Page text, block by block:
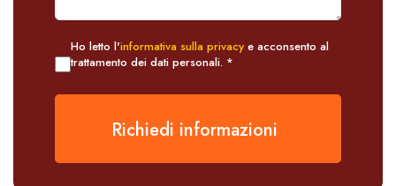
Ho letto l'informativa sulla privacy e acconsento al
trattamento dei dati personali. *
Richiedi informazioni